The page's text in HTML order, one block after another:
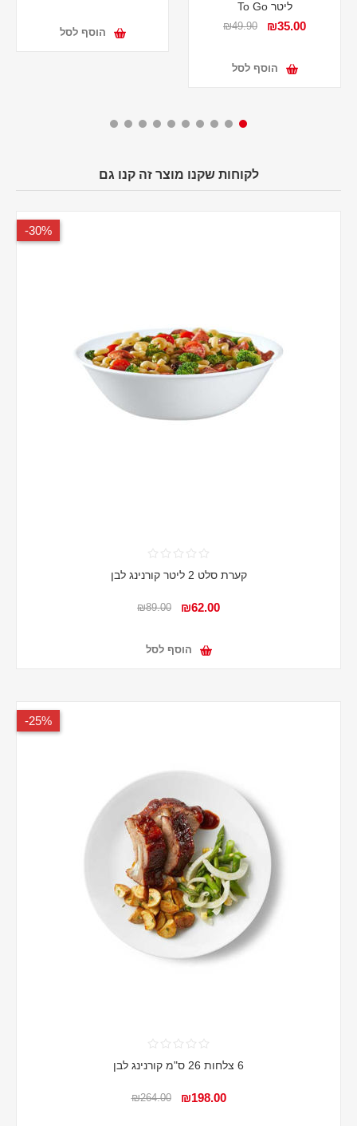
ליטר To Go
₪35.00
₪49.90
הוסף לסל
הוסף לסל
לקוחות שקנו מוצר זה קנו גם
30%-
קערת סלט 2 ליטר קורנינג לבן
₪62.00
₪89.00
הוסף לסל
25%-
6 צלחות 26 ס"מ קורנינג לבן
₪198.00
₪264.00